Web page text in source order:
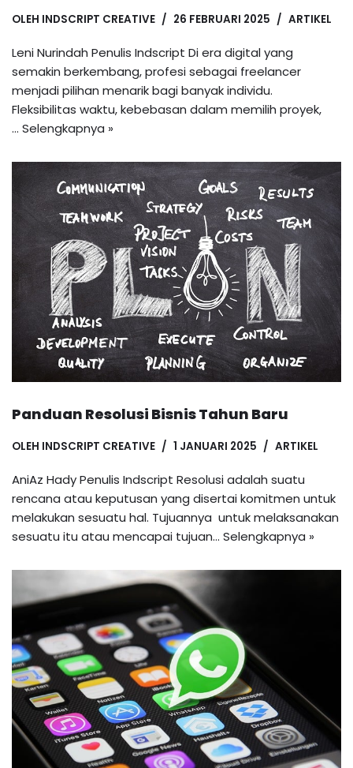
OLEH INDSCRIPT CREATIVE 26 FEBRUARI 2025 ARTIKEL
Leni Nurindah Penulis Indscript Di era digital yang
semakin berkembang, profesi sebagai freelancer
menjadi pilihan menarik bagi banyak individu.
Fleksibilitas waktu, kebebasan dalam memilih proyek,
… Selengkapnya »
Panduan Resolusi Bisnis Tahun Baru
OLEH INDSCRIPT CREATIVE 1 JANUARI 2025 ARTIKEL
AniAz Hady Penulis Indscript Resolusi adalah suatu
rencana atau keputusan yang disertai komitmen untuk
melakukan sesuatu hal. Tujuannya untuk melaksanakan
sesuatu itu atau mencapai tujuan… Selengkapnya »